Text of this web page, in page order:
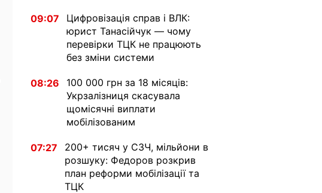
09:07
Цифровізація справ і ВЛК:
юрист Танасійчук — чому
перевірки ТЦК не працюють
без зміни системи
08:26
100 000 грн за 18 місяців:
Укрзалізниця скасувала
щомісячні виплати
мобілізованим
07:27
200+ тисяч у СЗЧ, мільйони в
розшуку: Федоров розкрив
план реформи мобілізації та
ТЦК